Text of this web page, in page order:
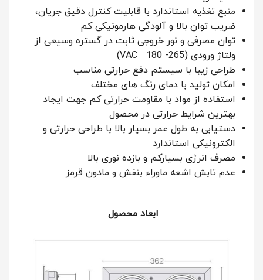
منبع تغذیه استاندارد با قابلیت کنترل دقیق جریان،
ضریب توان بالا و آلودگی هارمونیکی کم
توان مصرفی و نور خروجی ثابت در گستره وسیعی از
ولتاژ ورودی (265- VAC 180)
طراحی زیبا با سیستم دفع حرارتی مناسب
امکان تولید با دمای رنگ های مختلف
استفاده از مواد با مقاومت حرارتی کم جهت ایجاد
بهترین شرایط حرارتی در محصول
دستیابی به طول عمر بسیار بالا با طراحی حرارتی و
الکترونیکی استاندارد
مصرف انرژی بسیارکم و بازده نوری بالا
عدم تابش اشعه ماوراء بنفش و مادون قرمز
ابعاد محصول